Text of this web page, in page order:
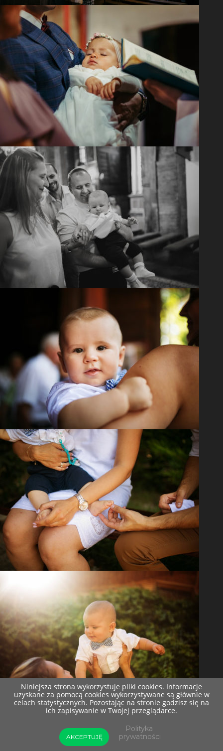
Niniejsza strona wykorzystuje pliki cookies. Informacje
uzyskane za pomocą cookies wykorzystywane są głównie w
celach statystycznych. Pozostając na stronie godzisz się na
ich zapisywanie w Twojej przeglądarce.
AKCEPTUJĘ
Polityka
prywatności